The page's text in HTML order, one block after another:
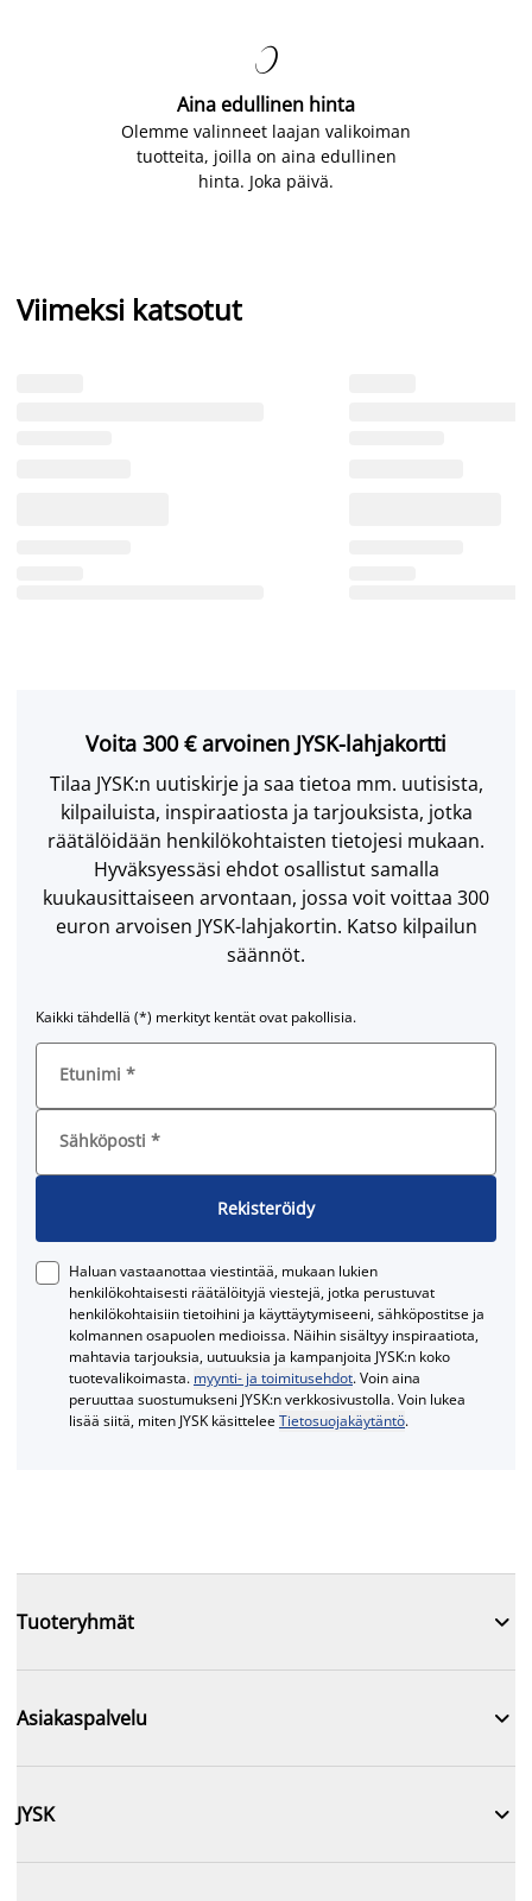

Aina edullinen hinta
Olemme valinneet laajan valikoiman
tuotteita, joilla on aina edullinen
hinta. Joka päivä.
Viimeksi katsotut
Voita 300 € arvoinen JYSK-lahjakortti
Tilaa JYSK:n uutiskirje ja saa tietoa mm. uutisista,
kilpailuista, inspiraatiosta ja tarjouksista, jotka
räätälöidään henkilökohtaisten tietojesi mukaan.
Hyväksyessäsi ehdot osallistut samalla
kuukausittaiseen arvontaan, jossa voit voittaa 300
euron arvoisen JYSK-lahjakortin. Katso kilpailun
säännöt.
Kaikki tähdellä (*) merkityt kentät ovat pakollisia.
Etunimi *
Sähköposti *
Rekisteröidy
Haluan vastaanottaa viestintää, mukaan lukien
henkilökohtaisesti räätälöityjä viestejä, jotka perustuvat
henkilökohtaisiin tietoihini ja käyttäytymiseeni, sähköpostitse ja
kolmannen osapuolen medioissa. Näihin sisältyy inspiraatiota,
mahtavia tarjouksia, uutuuksia ja kampanjoita JYSK:n koko
tuotevalikoimasta. myynti- ja toimitusehdot. Voin aina
peruuttaa suostumukseni JYSK:n verkkosivustolla. Voin lukea
lisää siitä, miten JYSK käsitteleeTietosuojakäytäntö.
Tuoteryhmät 
Asiakaspalvelu 
JYSK 